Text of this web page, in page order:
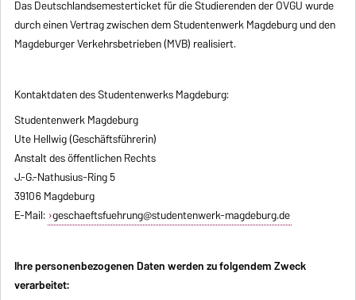
Das Deutschlandsemesterticket für die Studierenden der OVGU wurde
durch einen Vertrag zwischen dem Studentenwerk Magdeburg und den
Magdeburger Verkehrsbetrieben (MVB) realisiert.
Kontaktdaten des Studentenwerks Magdeburg:
Studentenwerk Magdeburg
Ute Hellwig (Geschäftsführerin)
Anstalt des öffentlichen Rechts
J.-G.-Nathusius-Ring 5
39106 Magdeburg
E-Mail: geschaeftsfuehrung@studentenwerk-magdeburg.de
Ihre personenbezogenen Daten werden zu folgendem Zweck
verarbeitet: